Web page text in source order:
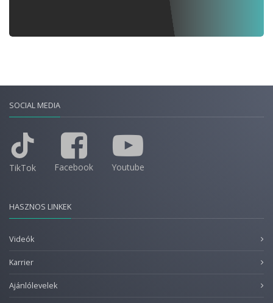
SOCIAL MEDIA
TikTok Facebook Youtube
HASZNOS LINKEK
Videók
Karrier
Ajánlólevelek